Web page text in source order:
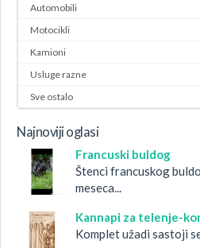
Automobili
Motocikli
Kamioni
Usluge razne
Sve ostalo
Najnoviji oglasi
Francuski buldog
Štenci francuskog
meseca...
Kannapi za telenje-
Komplet užadi sastoji